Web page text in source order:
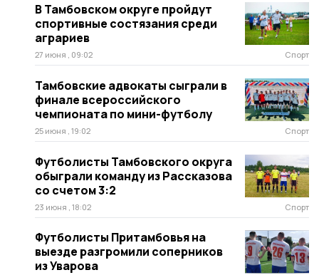
В Тамбовском округе пройдут
спортивные состязания среди
аграриев
27 июня , 09:02 Спорт
Тамбовские адвокаты сыграли в
финале всероссийского
чемпионата по мини-футболу
25 июня , 19:02 Спорт
Футболисты Тамбовского округа
обыграли команду из Рассказова
со счетом 3:2
23 июня , 18:02 Спорт
Футболисты Притамбовья на
выезде разгромили соперников
из Уварова